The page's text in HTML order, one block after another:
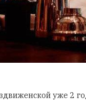
уже 2